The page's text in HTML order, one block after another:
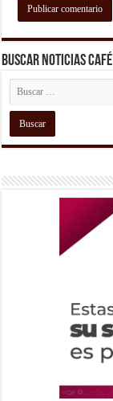
Buscar Noticias